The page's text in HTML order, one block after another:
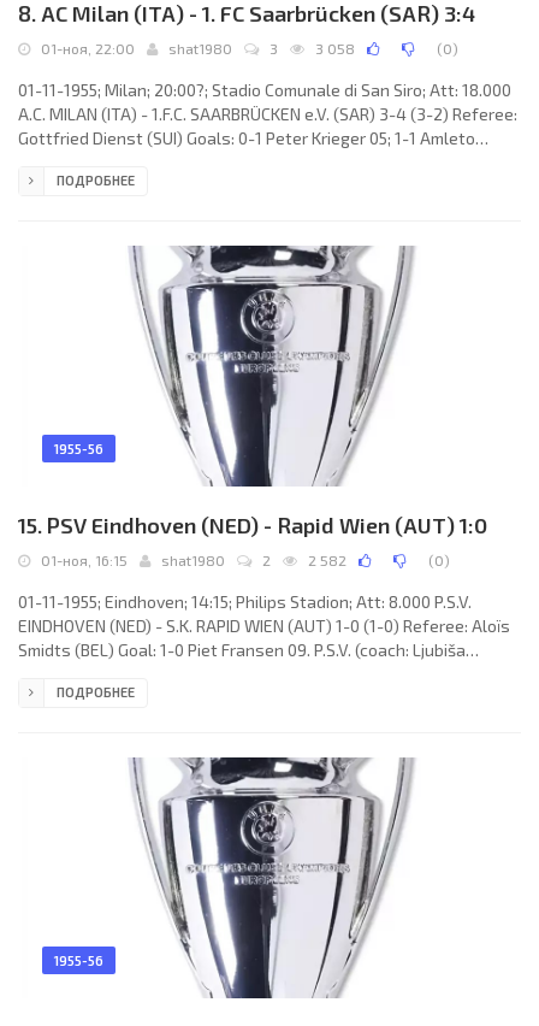
8. AC Milan (ITA) - 1. FC Saarbrücken (SAR) 3:4
01-ноя, 22:00 shat1980 3 3 058 (0)
01-11-1955; Milan; 20:00?; Stadio Comunale di San Siro; Att: 18.000
A.C. MILAN (ITA) - 1.F.C. SAARBRÜCKEN e.V. (SAR) 3-4 (3-2) Referee:
Gottfried Dienst (SUI) Goals: 0-1 Peter Krieger 05; 1-1 Amleto
37; 3-2 Waldemar Philippi 43; 3-3 Karl Schirra 67; 3-4 Herbert
(c), 5. Gianfranco Ganzer, 6. Mario
ПОДРОБНЕЕ
1955-56
15. PSV Eindhoven (NED) - Rapid Wien (AUT) 1:0
01-ноя, 16:15 shat1980 2 2 582 (0)
01-11-1955; Eindhoven; 14:15; Philips Stadion; Att: 8.000 P.S.V.
EINDHOVEN (NED) - S.K. RAPID WIEN (AUT) 1-0 (1-0) Referee: Aloïs
Smidts (BEL) Goal: 1-0 Piet Fransen 09. P.S.V. (coach: Ljubiša
Roel Wiersma (с), 5. Toon Wouters, 8. Toon Brusselers, 6. Toon van
Josef Höltl, 3. Karl Gießer, 4. Franz
ПОДРОБНЕЕ
1955-56